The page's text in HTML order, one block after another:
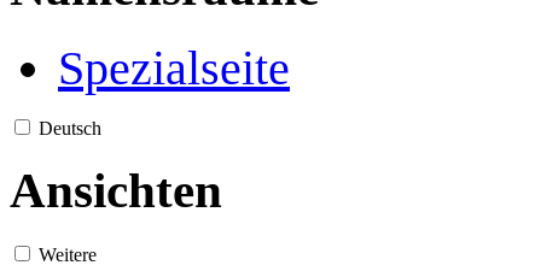
Spezialseite
Deutsch
Ansichten
Weitere